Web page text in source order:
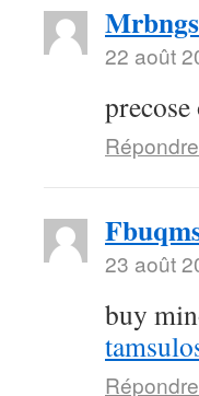
Mrbngs
22 août
Répondre
23 août
buy
Répondre